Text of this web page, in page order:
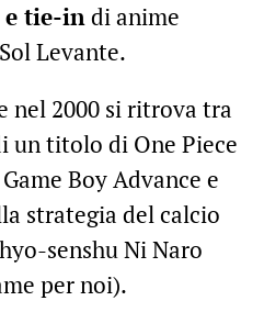
e tie-indi anime
Levante.
nel 2000 si ritrova tra
un titolo di One Piece
Boy Advance e
strategia del calcio
senshu Ni Naro
per noi).